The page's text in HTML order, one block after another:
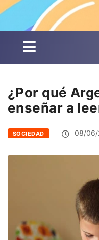
¿Por qué
enseñar a
SOCIEDAD 08/06/